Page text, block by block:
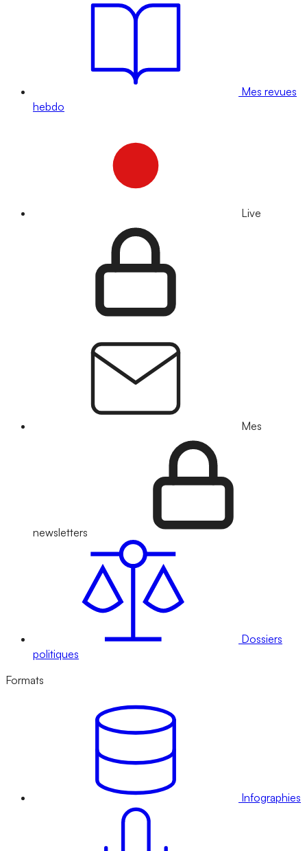
Mes revues
hebdo
Live
Mes
newsletters
Dossiers
politiques
Formats
Infographies